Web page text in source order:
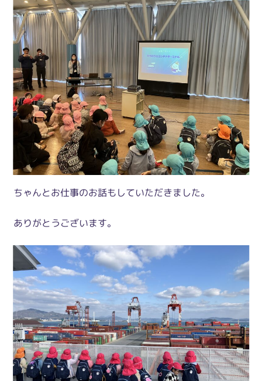
ちゃんとお仕事のお話もしていただきました。
ありがとうございます。